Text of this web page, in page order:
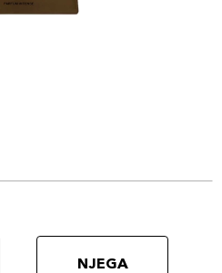
NJEGA